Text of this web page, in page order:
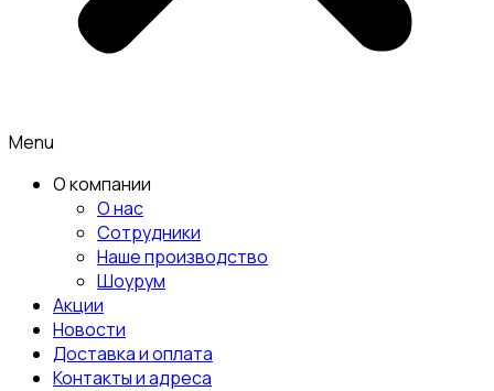
Menu
О компании
О нас
Сотрудники
Наше производство
Шоурум
Акции
Новости
Доставка и оплата
Контакты и адреса